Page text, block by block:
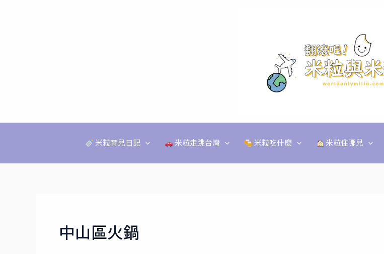
米粒育兒日記 米粒走跳台灣 米粒吃什麼 米粒住哪兒
中山區火鍋